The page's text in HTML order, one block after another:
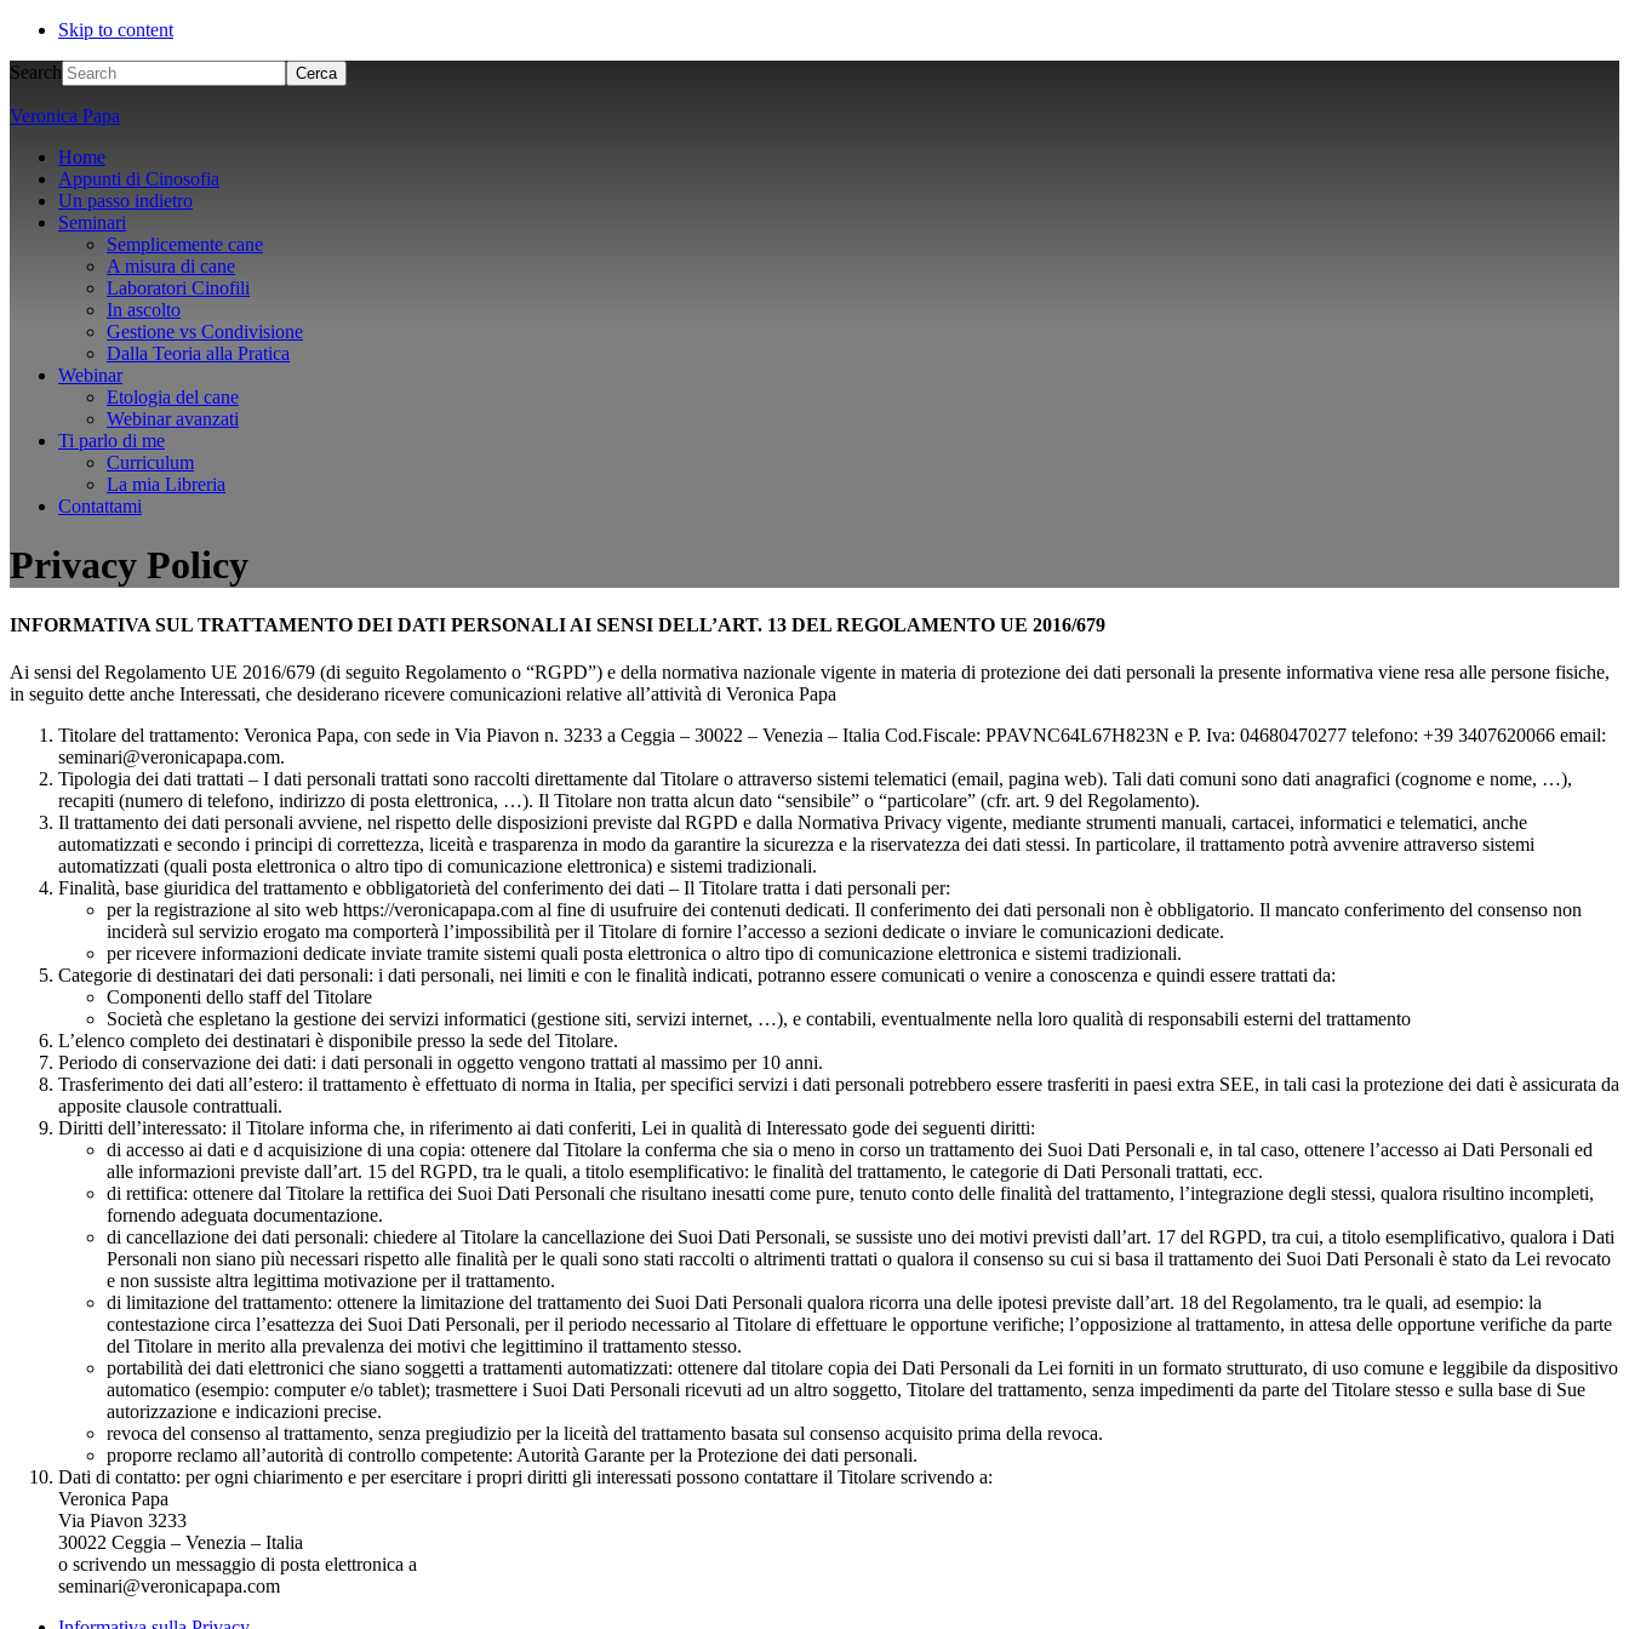
Skip to content
Search
Veronica Papa
Home
Appunti di Cinosofia
Un passo indietro
Seminari
Semplicemente cane
A misura di cane
Laboratori Cinofili
In ascolto
Gestione vs Condivisione
Dalla Teoria alla Pratica
Webinar
Etologia del cane
Webinar avanzati
Ti parlo di me
Curriculum
La mia Libreria
Contattami
Privacy Policy
INFORMATIVA SUL TRATTAMENTO DEI DATI PERSONALI AI SENSI DELL’ART. 13 DEL REGOLAMENTO UE 2016/679
Ai sensi del Regolamento UE 2016/679 (di seguito Regolamento o “RGPD”) e della normativa nazionale vigente in materia di protezione dei dati personali la presente informativa viene resa alle persone fisiche,
in seguito dette anche Interessati, che desiderano ricevere comunicazioni relative all’attività di Veronica Papa
Titolare del trattamento: Veronica Papa, con sede in Via Piavon n. 3233 a Ceggia – 30022 – Venezia – Italia Cod.Fiscale: PPAVNC64L67H823N e P. Iva: 04680470277 telefono: +39 3407620066 email:
seminari@veronicapapa.com.
Tipologia dei dati trattati – I dati personali trattati sono raccolti direttamente dal Titolare o attraverso sistemi telematici (email, pagina web). Tali dati comuni sono dati anagrafici (cognome e nome, …),
recapiti (numero di telefono, indirizzo di posta elettronica, …). Il Titolare non tratta alcun dato “sensibile” o “particolare” (cfr. art. 9 del Regolamento).
Il trattamento dei dati personali avviene, nel rispetto delle disposizioni previste dal RGPD e dalla Normativa Privacy vigente, mediante strumenti manuali, cartacei, informatici e telematici, anche
automatizzati e secondo i principi di correttezza, liceità e trasparenza in modo da garantire la sicurezza e la riservatezza dei dati stessi. In particolare, il trattamento potrà avvenire attraverso sistemi
automatizzati (quali posta elettronica o altro tipo di comunicazione elettronica) e sistemi tradizionali.
Finalità, base giuridica del trattamento e obbligatorietà del conferimento dei dati – Il Titolare tratta i dati personali per:
per la registrazione al sito web https://veronicapapa.com al fine di usufruire dei contenuti dedicati. Il conferimento dei dati personali non è obbligatorio. Il mancato conferimento del consenso non
inciderà sul servizio erogato ma comporterà l’impossibilità per il Titolare di fornire l’accesso a sezioni dedicate o inviare le comunicazioni dedicate.
per ricevere informazioni dedicate inviate tramite sistemi quali posta elettronica o altro tipo di comunicazione elettronica e sistemi tradizionali.
Categorie di destinatari dei dati personali: i dati personali, nei limiti e con le finalità indicati, potranno essere comunicati o venire a conoscenza e quindi essere trattati da:
Componenti dello staff del Titolare
Società che espletano la gestione dei servizi informatici (gestione siti, servizi internet, …), e contabili, eventualmente nella loro qualità di responsabili esterni del trattamento
L’elenco completo dei destinatari è disponibile presso la sede del Titolare.
Periodo di conservazione dei dati: i dati personali in oggetto vengono trattati al massimo per 10 anni.
Trasferimento dei dati all’estero: il trattamento è effettuato di norma in Italia, per specifici servizi i dati personali potrebbero essere trasferiti in paesi extra SEE, in tali casi la protezione dei dati è assicurata da
apposite clausole contrattuali.
Diritti dell’interessato: il Titolare informa che, in riferimento ai dati conferiti, Lei in qualità di Interessato gode dei seguenti diritti:
di accesso ai dati e d acquisizione di una copia: ottenere dal Titolare la conferma che sia o meno in corso un trattamento dei Suoi Dati Personali e, in tal caso, ottenere l’accesso ai Dati Personali ed
alle informazioni previste dall’art. 15 del RGPD, tra le quali, a titolo esemplificativo: le finalità del trattamento, le categorie di Dati Personali trattati, ecc.
di rettifica: ottenere dal Titolare la rettifica dei Suoi Dati Personali che risultano inesatti come pure, tenuto conto delle finalità del trattamento, l’integrazione degli stessi, qualora risultino incompleti,
fornendo adeguata documentazione.
di cancellazione dei dati personali: chiedere al Titolare la cancellazione dei Suoi Dati Personali, se sussiste uno dei motivi previsti dall’art. 17 del RGPD, tra cui, a titolo esemplificativo, qualora i Dati
Personali non siano più necessari rispetto alle finalità per le quali sono stati raccolti o altrimenti trattati o qualora il consenso su cui si basa il trattamento dei Suoi Dati Personali è stato da Lei revocato
e non sussiste altra legittima motivazione per il trattamento.
di limitazione del trattamento: ottenere la limitazione del trattamento dei Suoi Dati Personali qualora ricorra una delle ipotesi previste dall’art. 18 del Regolamento, tra le quali, ad esempio: la
contestazione circa l’esattezza dei Suoi Dati Personali, per il periodo necessario al Titolare di effettuare le opportune verifiche; l’opposizione al trattamento, in attesa delle opportune verifiche da parte
del Titolare in merito alla prevalenza dei motivi che legittimino il trattamento stesso.
portabilità dei dati elettronici che siano soggetti a trattamenti automatizzati: ottenere dal titolare copia dei Dati Personali da Lei forniti in un formato strutturato, di uso comune e leggibile da dispositivo
automatico (esempio: computer e/o tablet); trasmettere i Suoi Dati Personali ricevuti ad un altro soggetto, Titolare del trattamento, senza impedimenti da parte del Titolare stesso e sulla base di Sue
autorizzazione e indicazioni precise.
revoca del consenso al trattamento, senza pregiudizio per la liceità del trattamento basata sul consenso acquisito prima della revoca.
proporre reclamo all’autorità di controllo competente: Autorità Garante per la Protezione dei dati personali.
Dati di contatto: per ogni chiarimento e per esercitare i propri diritti gli interessati possono contattare il Titolare scrivendo a:
Veronica Papa
Via Piavon 3233
30022 Ceggia – Venezia – Italia
o scrivendo un messaggio di posta elettronica a
seminari@veronicapapa.com